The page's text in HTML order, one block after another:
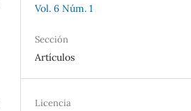
Vol. 6 Núm. 1
Sección
Artículos
Licencia